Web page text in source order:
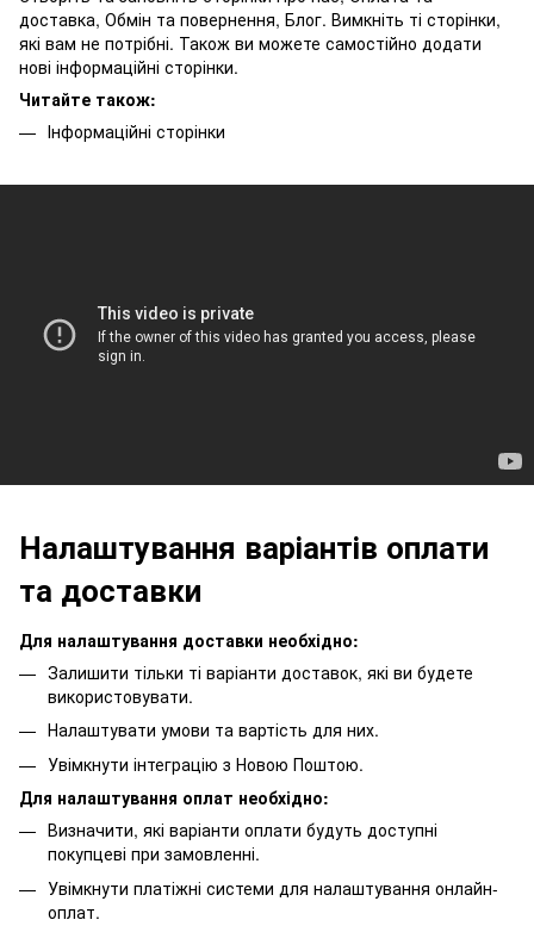
доставка, Обмін та повернення, Блог. Вимкніть ті сторінки,
які вам не потрібні. Також ви можете самостійно додати
нові інформаційні сторінки.
Читайте також:
Інформаційні сторінки
Налаштування варіантів оплати
та доставки
Для налаштування доставки необхідно:
Залишити тільки ті варіанти доставок, які ви будете
використовувати.
Налаштувати умови та вартість для них.
Увімкнути інтеграцію з Новою Поштою.
Для налаштування оплат необхідно:
Визначити, які варіанти оплати будуть доступні
покупцеві при замовленні.
Увімкнути платіжні системи для налаштування онлайн-
оплат.